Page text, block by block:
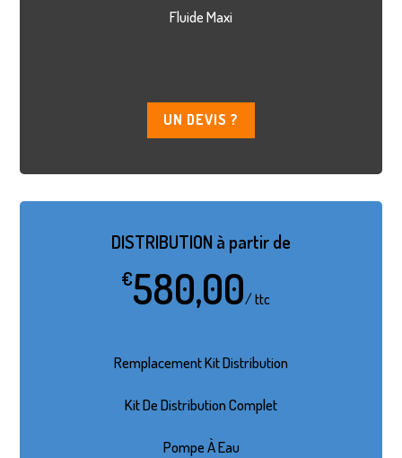
Fluide Maxi
UN DEVIS ?
DISTRIBUTION à partir de
€580,00/ttc
Remplacement Kit Distribution
Kit De Distribution Complet
Pompe À Eau